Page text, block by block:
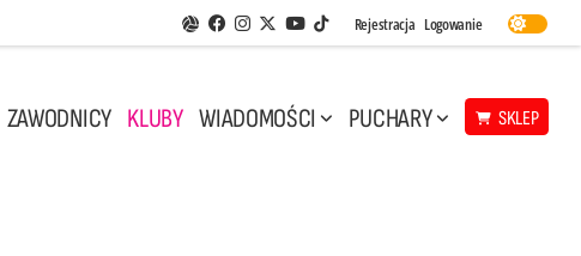
Aplikacja Siatkarskie Ligi
Facebook
Instagram
Twitter
Youtube
TikTok
Rejestracja Logowanie
ZAWODNICY KLUBY WIADOMOŚCI PUCHARY SKLEP